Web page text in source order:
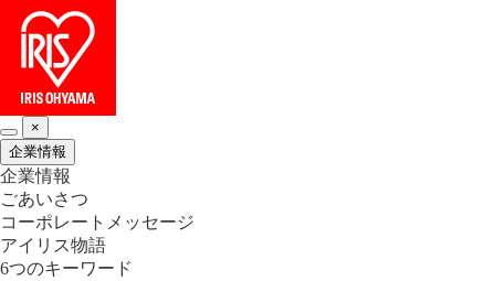
×
企業情報
企業情報
ごあいさつ
コーポレートメッセージ
アイリス物語
6つのキーワード